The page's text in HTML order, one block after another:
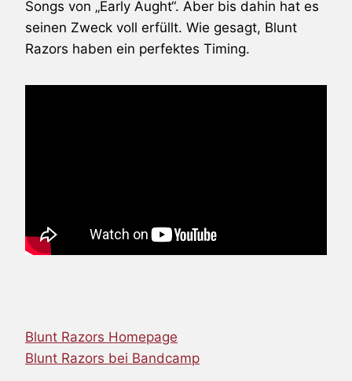
Songs von „Early Aught“. Aber bis dahin hat es
seinen Zweck voll erfüllt. Wie gesagt, Blunt
Razors haben ein perfektes Timing.
Blunt Razors Homepage
Blunt Razors bei Bandcamp